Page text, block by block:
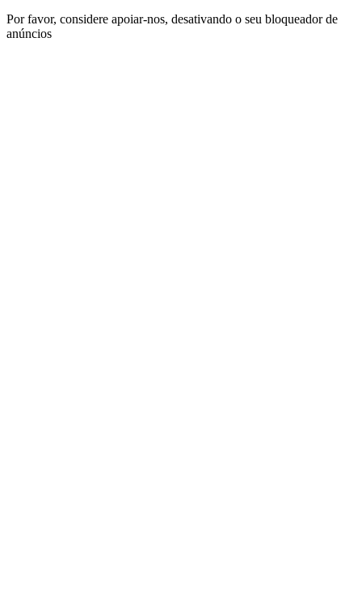
Por favor, considere apoiar-nos, desativando o seu bloqueador de
anúncios